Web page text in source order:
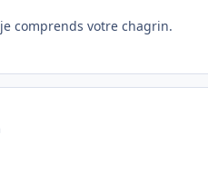
comprends votre chagrin.